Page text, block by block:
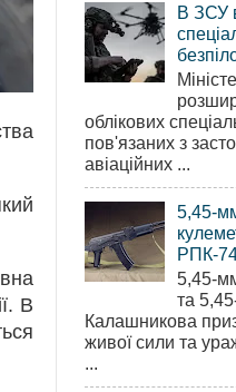
В
В ЗСУ
облікових
пов'язаних з
авіаційних ...
5,45-
РПК-
5,45-
та
Калашникова
живої сили та
...